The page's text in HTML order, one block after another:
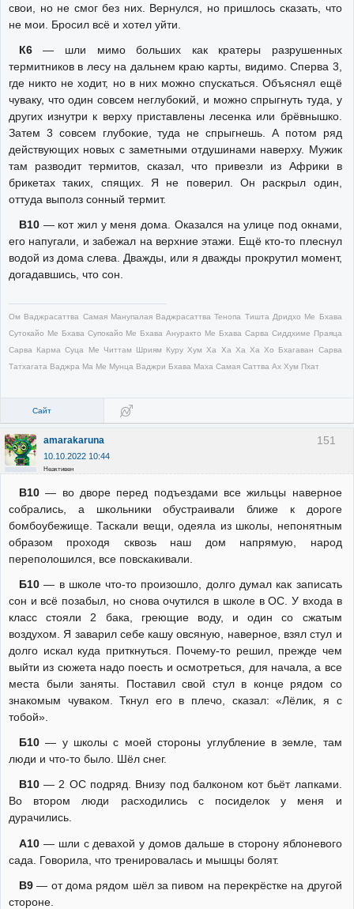
свои, но не смог без них. Вернулся, но пришлось сказать, что
не мои. Бросил всё и хотел уйти.
К6— шли мимо больших как кратеры разрушенных
термитников в лесу на дальнем краю карты, видимо. Сперва 3,
где никто не ходит, но в них можно спускаться. Объяснял ещё
чуваку, что один совсем неглубокий, и можно спрыгнуть туда, у
других изнутри к верху приставлены лесенка или брёвнышко.
Затем 3 совсем глубокие, туда не спрыгнешь. А потом ряд
действующих новых с заметными отдушинами наверху. Мужик
там разводит термитов, сказал, что привезли из Африки в
брикетах таких, спящих. Я не поверил. Он раскрыл один,
оттуда выполз сонный термит.
В10— кот жил у меня дома. Оказался на улице под окнами,
его напугали, и забежал на верхние этажи. Ещё кто-то плеснул
водой из дома слева. Дважды, или я дважды прокрутил момент,
догадавшись, что сон.
Ом Ваджрасаттва Самая Манупалая Ваджрасаттва Тенопа Тишта Дридхо Ме Бхава
Сутокайо Ме Бхава Супокайо Ме Бхава Ануракто Ме Бхава Сарва Сиддхиме Праяца
Сарва Карма Суца Ме Читтам Шриям Куру Хум Ха Ха Ха Ха Хо Бхагаван Сарва
Татхагата Ваджра Ма Ме Мунца Ваджри Бхава Маха Самая Саттва Ах Хум Пхат
Сайт
151
amarakaruna
10.10.2022 10:44
Неактивен
В10— во дворе перед подъездами все жильцы наверное
собрались, а школьники обустраивали ближе к дороге
бомбоубежище. Таскали вещи, одеяла из школы, непонятным
образом проходя сквозь наш дом напрямую, народ
переполошился, все повскакивали.
Б10— в школе что-то произошло, долго думал как записать
сон и всё позабыл, но снова очутился в школе в ОС. У входа в
класс стояли 2 бака, греющие воду, и один со сжатым
воздухом. Я заварил себе кашу овсяную, наверное, взял стул и
долго искал куда приткнуться. Почему-то решил, прежде чем
выйти из сюжета надо поесть и осмотреться, для начала, а все
места были заняты. Поставил свой стул в конце рядом со
знакомым чуваком. Ткнул его в плечо, сказал: «Лёлик, я с
тобой».
Б10— у школы с моей стороны углубление в земле, там
люди и что-то было. Шёл снег.
В10— 2 ОС подряд. Внизу под балконом кот бьёт лапками.
Во втором люди расходились с посиделок у меня и
дурачились.
А10— шли с девахой у домов дальше в сторону яблоневого
сада. Говорила, что тренировалась и мышцы болят.
В9— от дома рядом шёл за пивом на перекрёстке на другой
стороне.